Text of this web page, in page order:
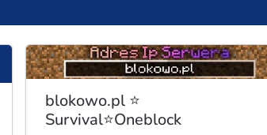
blokowo.pl ⭐
Survival⭐Oneblock